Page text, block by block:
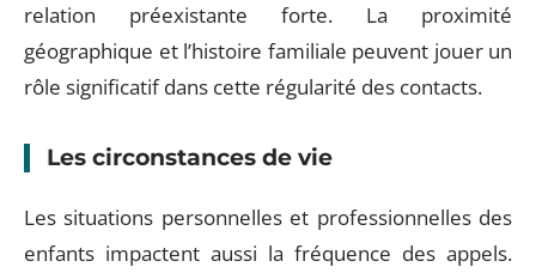
relation préexistante forte. La proximité
géographique et l’histoire familiale peuvent jouer un
rôle significatif dans cette régularité des contacts.
Les circonstances de vie
Les situations personnelles et professionnelles des
enfants impactent aussi la fréquence des appels.